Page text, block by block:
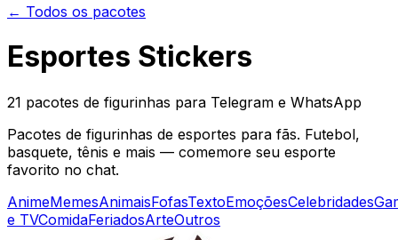
← Todos os pacotes
Esportes Stickers
21 pacotes de figurinhas para Telegram e WhatsApp
Pacotes de figurinhas de esportes para fãs. Futebol,
basquete, tênis e mais — comemore seu esporte
favorito no chat.
AnimeMemesAnimaisFofasTextoEmoçõesCelebridades
e TVComidaFeriadosArteOutros